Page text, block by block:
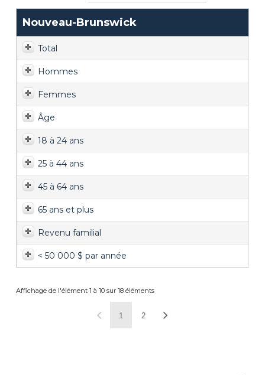
Nouveau-Brunswick
Total
Hommes
Femmes
Âge
18 à 24 ans
25 à 44 ans
45 à 64 ans
65 ans et plus
Revenu familial
< 50 000 $ par année
Affichage de l'élément 1 à 10 sur 18 éléments
1 2